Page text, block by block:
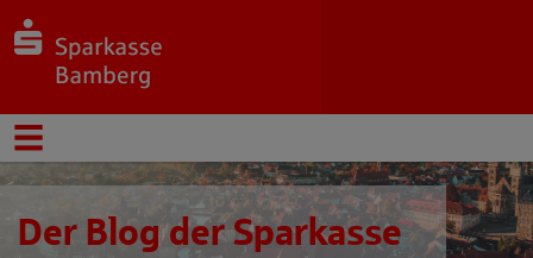
Der Blog der Sparkasse